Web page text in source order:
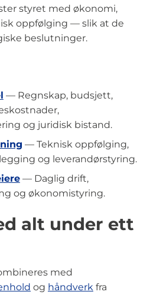
styret med økonomi,
oppfølging — slik at de
beslutninger.
— Regnskap, budsjett,
og juridisk bistand.
— Teknisk oppfølging,
og leverandørstyring.
— Daglig drift,
og økonomistyring.
alt under ett
med
og håndverk fra